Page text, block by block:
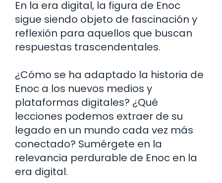
En la era digital, la figura de Enoc
sigue siendo objeto de fascinación y
reflexión para aquellos que buscan
respuestas trascendentales.
¿Cómo se ha adaptado la historia de
Enoc a los nuevos medios y
plataformas digitales? ¿Qué
lecciones podemos extraer de su
legado en un mundo cada vez más
conectado? Sumérgete en la
relevancia perdurable de Enoc en la
era digital.